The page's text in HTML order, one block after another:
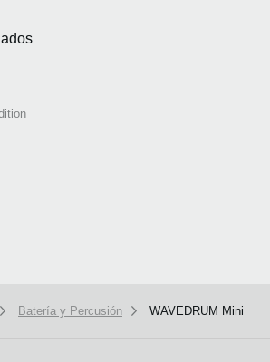
Batería y Percusión WAVEDRUM Mini